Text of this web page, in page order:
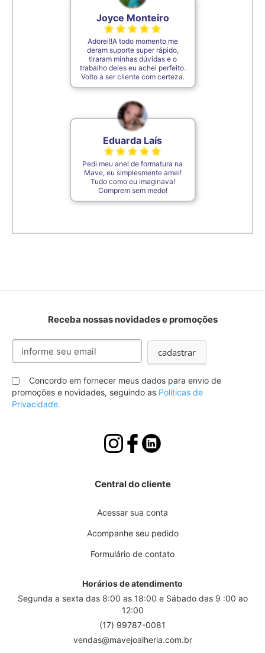
Joyce Monteiro
Adorei!!A todo momento me
deram suporte super rápido,
tiraram minhas dúvidas e o
trabalho deles eu achei perfeito.
Volto a ser cliente com certeza.
Eduarda Laís
Pedi meu anel de formatura na
Mave, eu simplesmente amei!
Tudo como eu imaginava!
Comprem sem medo!
Receba nossas novidades e promoções
Inscreva-
nossa
Newsletter:
cadastrar
Concordo em fornecer meus dados para envio de
promoções e novidades, seguindo as Políticas de
Privacidade.
Central do cliente
Acessar sua conta
Acompanhe seu pedido
Formulário de contato
Horários de atendimento
Segunda a sexta das 8:00 as 18:00 e Sábado das 9 :00 ao
12:00
(17) 99787-0081
vendas@mavejoalheria.com.br